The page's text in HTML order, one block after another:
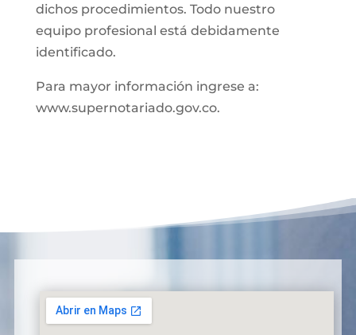
dichos procedimientos. Todo nuestro
equipo profesional está debidamente
identificado.
Para mayor información ingrese a:
www.supernotariado.gov.co.